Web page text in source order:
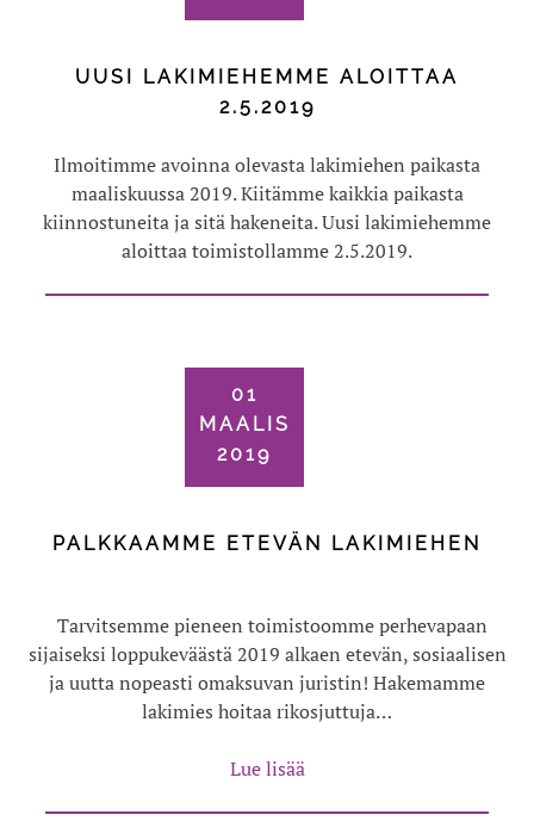
UUSI LAKIMIEHEMME ALOITTAA
2.5.2019
Ilmoitimme avoinna olevasta lakimiehen paikasta
maaliskuussa 2019. Kiitämme kaikkia paikasta
kiinnostuneita ja sitä hakeneita. Uusi lakimiehemme
aloittaa toimistollamme 2.5.2019.
01
MAALIS
2019
PALKKAAMME ETEVÄN LAKIMIEHEN
Tarvitsemme pieneen toimistoomme perhevapaan
sijaiseksi loppukeväästä 2019 alkaen etevän, sosiaalisen
ja uutta nopeasti omaksuvan juristin! Hakemamme
lakimies hoitaa rikosjuttuja…
Lue lisää